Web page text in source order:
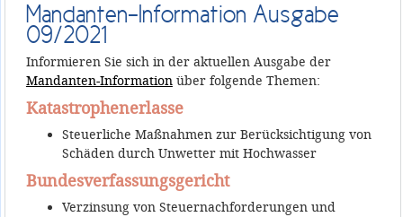
Mandanten-Information Ausgabe
09/2021
Informieren Sie sich in der aktuellen Ausgabe der
Mandanten-Informationüber folgende Themen:
Katastrophenerlasse
Steuerliche Maßnahmen zur Berücksichtigung von
Schäden durch Unwetter mit Hochwasser
Bundesverfassungsgericht
Verzinsung von Steuernachforderungen und